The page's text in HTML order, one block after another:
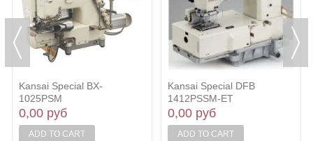
Kansai Special BX-
1025PSM
0,00 руб
ADD TO CART
Kansai Special DFB
1412PSSM-ET
0,00 руб
ADD TO CART